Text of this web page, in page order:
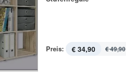
Preis: € 34,90 € 49,90